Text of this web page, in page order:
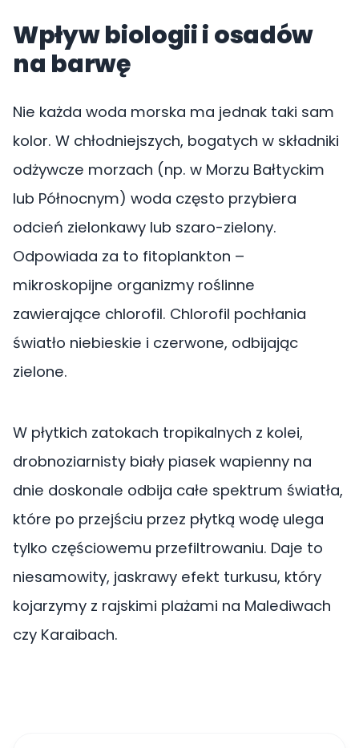
Wpływ biologii i osadów
na barwę
Nie każda woda morska ma jednak taki sam
kolor. W chłodniejszych, bogatych w składniki
odżywcze morzach (np. w Morzu Bałtyckim
lub Północnym) woda często przybiera
odcień zielonkawy lub szaro-zielony.
Odpowiada za to fitoplankton –
mikroskopijne organizmy roślinne
zawierające chlorofil. Chlorofil pochłania
światło niebieskie i czerwone, odbijając
zielone.
W płytkich zatokach tropikalnych z kolei,
drobnoziarnisty biały piasek wapienny na
dnie doskonale odbija całe spektrum światła,
które po przejściu przez płytką wodę ulega
tylko częściowemu przefiltrowaniu. Daje to
niesamowity, jaskrawy efekt turkusu, który
kojarzymy z rajskimi plażami na Malediwach
czy Karaibach.